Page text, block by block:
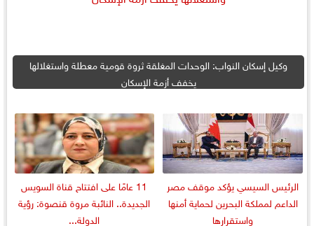
وكيل إسكان النواب: الوحدات المغلقة ثروة قومية معطلة واستغلالها
يخفف أزمة الإسكان
الرئيس السيسي يؤكد موقف مصر
الداعم لمملكة البحرين لحماية أمنها
واستقرارها
11 عامًا على افتتاح قناة السويس
الجديدة.. النائبة مروة قنصوة: رؤية
الدولة...